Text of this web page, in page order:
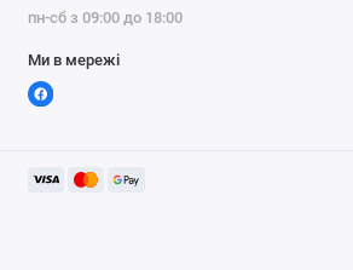
зручний інструмент.
Обережність потрібна при алергіях,
щодо білка, чутливому травленні або
максимально чистий склад,
пн-сб з 09:00 до 18:00
Ми в мережі